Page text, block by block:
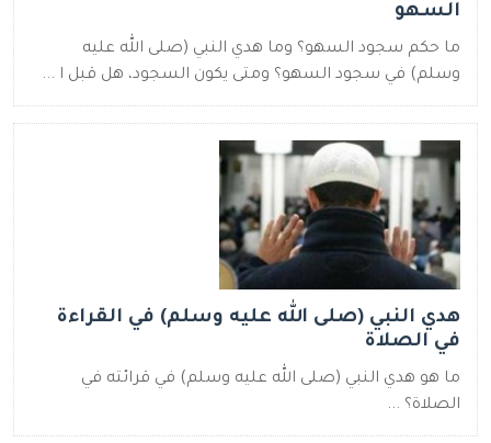
السهو
ما حكم سجود السهو؟ وما هدي النبي (صلى الله عليه
وسلم) في سجود السهو؟ ومتى يكون السجود، هل قبل ا ...
هدي النبي (صلى الله عليه وسلم) في القراءة
في الصلاة
ما هو هدي النبي (صلى الله عليه وسلم) في قرائته في
الصلاة؟ ...